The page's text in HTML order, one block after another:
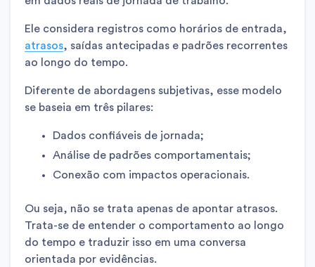
Ele considera registros como horários de entrada,
atrasos, saídas antecipadas e padrões recorrentes
ao longo do tempo.
Diferente de abordagens subjetivas, esse modelo
se baseia em três pilares:
Dados confiáveis de jornada;
Análise de padrões comportamentais;
Conexão com impactos operacionais.
Ou seja, não se trata apenas de apontar atrasos.
Trata-se de entender o comportamento ao longo
do tempo e traduzir isso em uma conversa
orientada por evidências.